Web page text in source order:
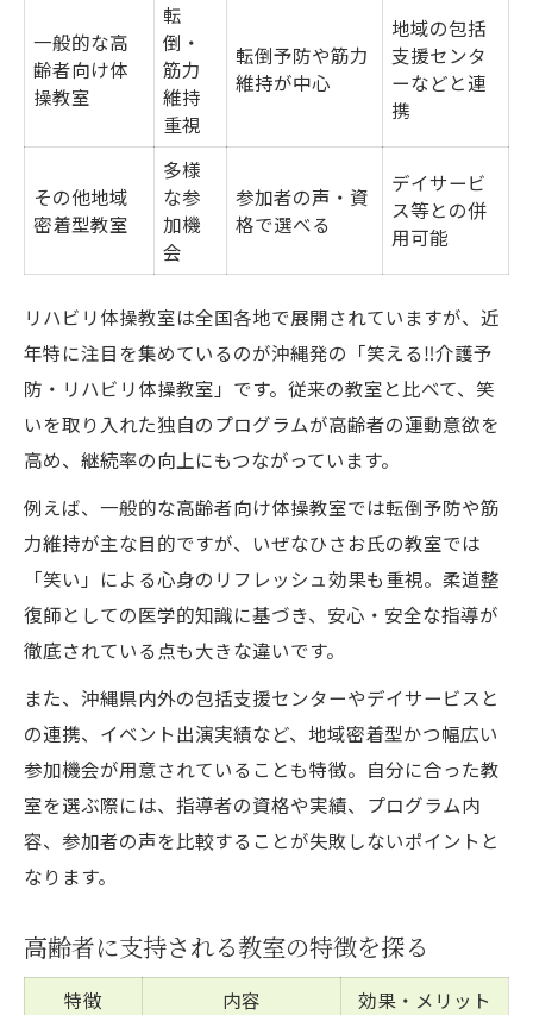
無理なく続く体操習慣の作り方
🌸お笑い介護予防トレーナーのサポート体
高齢者が安心できる教室環境の条件
認知症予防に役立つ笑える体操習慣とは
認知症予防に効果的な体操メニュー比較
笑いがもたらす脳への好影響を解説
🌸人気教室で実践される認知症予防法
高齢者が笑顔で参加する理由とは
一般的な高
齢者向け体
操教室
転
倒・
筋力
維持
重視
転倒予防や筋力
維持が中心
地域の包括
支援センタ
ーなどと連
携
その他地域
密着型教室
多様
な参
加機
会
参加者の声・資
格で選べる
デイサービ
ス等との併
用可能
リハビリ体操教室は全国各地で展開されていますが、近
年特に注目を集めているのが沖縄発の「笑える‼️介護予
防・リハビリ体操教室」です。従来の教室と比べて、笑
いを取り入れた独自のプログラムが高齢者の運動意欲を
高め、継続率の向上にもつながっています。
例えば、一般的な高齢者向け体操教室では転倒予防や筋
力維持が主な目的ですが、いぜなひさお氏の教室では
「笑い」による心身のリフレッシュ効果も重視。柔道整
復師としての医学的知識に基づき、安心・安全な指導が
徹底されている点も大きな違いです。
また、沖縄県内外の包括支援センターやデイサービスと
の連携、イベント出演実績など、地域密着型かつ幅広い
参加機会が用意されていることも特徴。自分に合った教
室を選ぶ際には、指導者の資格や実績、プログラム内
容、参加者の声を比較することが失敗しないポイントと
なります。
高齢者に支持される教室の特徴を探る
特徴 内容 効果・メリット